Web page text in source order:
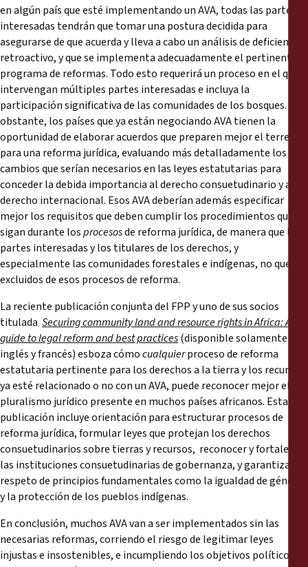
en algún país que esté implementando un AVA, todas las partes
interesadas tendrán que tomar una postura decidida para
asegurarse de que acuerda y lleva a cabo un análisis de deficiencias
retroactivo, y que se implementa adecuadamente el pertinente
programa de reformas. Todo esto requerirá un proceso en el que
intervengan múltiples partes interesadas e incluya la
participación significativa de las comunidades de los bosques. No
obstante, los países que ya están negociando AVA tienen la
oportunidad de elaborar acuerdos que preparen mejor el terreno
para una reforma jurídica, evaluando más detalladamente los
cambios que serían necesarios en las leyes estatutarias para
conceder la debida importancia al derecho consuetudinario y al
derecho internacional. Esos AVA deberían además especificar
mejor los requisitos que deben cumplir los procedimientos que se
sigan durante losprocesosde reforma jurídica, de manera que las
partes interesadas y los titulares de los derechos, y
especialmente las comunidades forestales e indígenas, no queden
excluidos de esos procesos de reforma.
La reciente publicación conjunta del FPP y uno de sus socios
titulada Securing community land and resource rights in Africa: A
guide to legal reform and best practices(disponible solamente en
inglés y francés) esboza cómocualquierproceso de reforma
estatutaria pertinente para los derechos a la tierra y los recursos,
ya esté relacionado o no con un AVA, puede reconocer mejor el
pluralismo jurídico presente en muchos países africanos. Esta
publicación incluye orientación para estructurar procesos de
reforma jurídica, formular leyes que protejan los derechos
consuetudinarios sobre tierras y recursos, reconocer y fortalecer
las instituciones consuetudinarias de gobernanza, y garantizar el
respeto de principios fundamentales como la igualdad de género
y la protección de los pueblos indígenas.
En conclusión, muchos AVA van a ser implementados sin las
necesarias reformas, corriendo el riesgo de legitimar leyes
injustas e insostenibles, e incumpliendo los objetivos políticos